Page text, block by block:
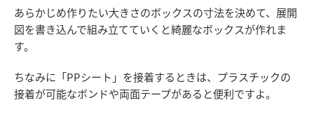
あらかじめ作りたい大きさのボックスの寸法を決めて、展開
図を書き込んで組み立てていくと綺麗なボックスが作れま
す。
ちなみに「PPシート」を接着するときは、プラスチックの
接着が可能なボンドや両面テープがあると便利ですよ。